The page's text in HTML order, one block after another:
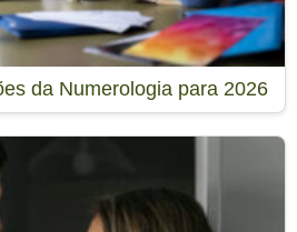
da Numerologia para 2026